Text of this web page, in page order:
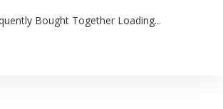
Bought Together Loading...